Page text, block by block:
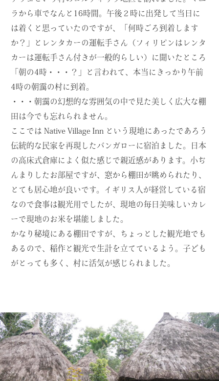
ラから車でなんと16時間。午後２時に出発して当日に
は着くと思っていたのですが、「何時ごろ到着します
か？」とレンタカーの運転手さん（フィリピンはレンタ
カーは運転手さん付きが一般的らしい）に聞いたところ
「朝の4時・・・？」と言われて、本当にきっかり午前
4時の朝靄の村に到着。
・・・朝靄の幻想的な雰囲気の中で見た美しく広大な棚
田は今でも忘れられません。
ここでは Native Village Inn という現地にあったであろう
伝統的な民家を再現したバンガローに宿泊ました。日本
の高床式倉庫によく似た感じで親近感があります。小ぢ
んまりしたお部屋ですが、窓から棚田が眺められたり、
とても居心地が良いです。イギリス人が経営している宿
なので食事は観光用でしたが、現地の毎日美味しいカレ
ーで現地のお米を堪能しました。
かなり秘境にある棚田ですが、ちょっとした観光地でも
あるので、稲作と観光で生計を立てているよう。子ども
がとっても多く、村に活気が感じられました。